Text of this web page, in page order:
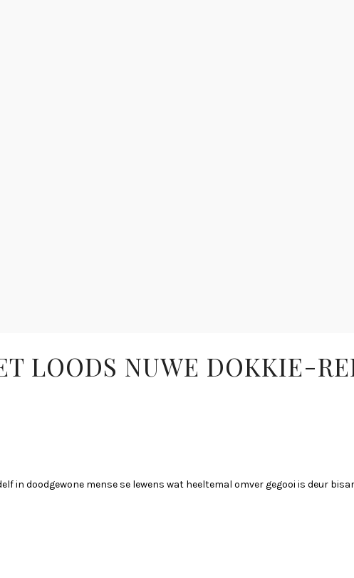
LOODS NUWE DOKKIE-
in doodgewone mense se lewens wat heeltemal omver gegooi is deur